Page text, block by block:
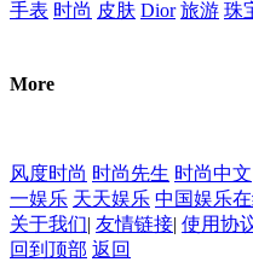
手表 时尚 皮肤 Dior 旅游 珠
More
风度时尚 时尚先生 时尚中文
一娱乐 天天娱乐 中国娱乐
关于我们| 友情链接| 使用协
回到顶部 返回